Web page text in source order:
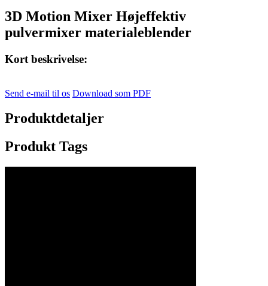
3D Motion Mixer Højeffektiv
pulvermixer materialeblender
Kort beskrivelse:
Send e-mail til os Download som PDF
Produktdetaljer
Produkt Tags